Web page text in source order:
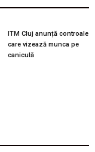
ITM Cluj anunță controale
care vizează munca pe
caniculă